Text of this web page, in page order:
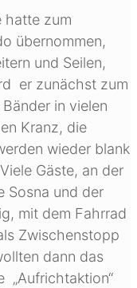
hatte zum
übernommen,
und Seilen,
er zunächst zum
in vielen
Kranz, die
wieder blank
Gäste, an der
Sosna und der
mit dem Fahrrad
Zwischenstopp
dann das
„Aufrichtaktion“